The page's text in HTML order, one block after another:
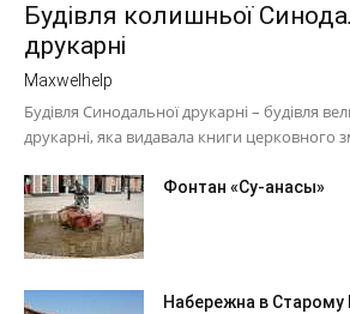
Будівля колишньої
друкарні
Maxwelhelp
Будівля Синодальної друкарні – будівля
друкарні, яка видавала книги церковного
Фонтан «Су-анасы»
Набережна в Старому